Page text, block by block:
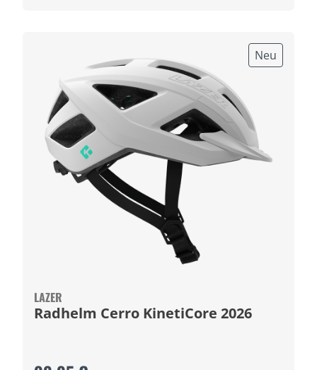
Neu
LAZER
Radhelm Cerro KinetiCore 2026